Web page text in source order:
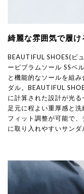
綺麗な雰囲気で履
BEAUTIFUL SHOES(ビ
ービブラムソール SSベ
と機能的なソールを組
ダル。BEAUTIFUL
に計算された設計が光る
足元に程よい重厚感と
フィット調整が可能で
に取り入れやすいサンダ